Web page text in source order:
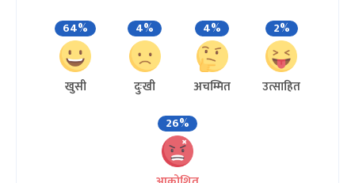
64%
खुसी
4%
दुःखी
4%
अचम्मित
2%
उत्साहित
26%